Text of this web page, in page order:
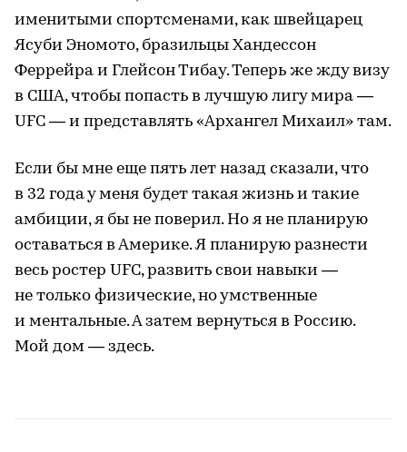
именитыми спортсменами, как швейцарец
Ясуби Эномото, бразильцы Хандессон
Феррейра и Глейсон Тибау. Теперь же жду визу
в США, чтобы попасть в лучшую лигу мира —
UFC — и представлять «Архангел Михаил» там.
Если бы мне еще пять лет назад сказали, что
в 32 года у меня будет такая жизнь и такие
амбиции, я бы не поверил. Но я не планирую
оставаться в Америке. Я планирую разнести
весь ростер UFC, развить свои навыки —
не только физические, но умственные
и ментальные. А затем вернуться в Россию.
Мой дом — здесь.